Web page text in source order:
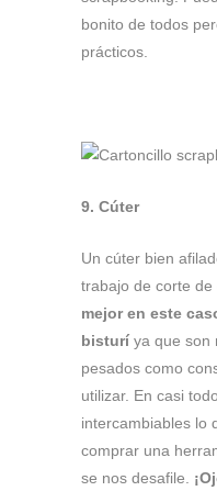
bonito de todos
prácticos.
9. Cúter
Un cúter bien
trabajo de corte de
mejor en este
bisturí ya que son
pesados como
utilizar. En casi
intercambiables lo
comprar una
se nos desafile.